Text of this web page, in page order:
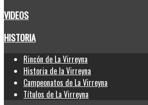
VIDEOS
HISTORIA
Rincón de La Virreyna
Historia de la Virreyna
Campeonatos de La Virreyna
Títulos de La Virreyna